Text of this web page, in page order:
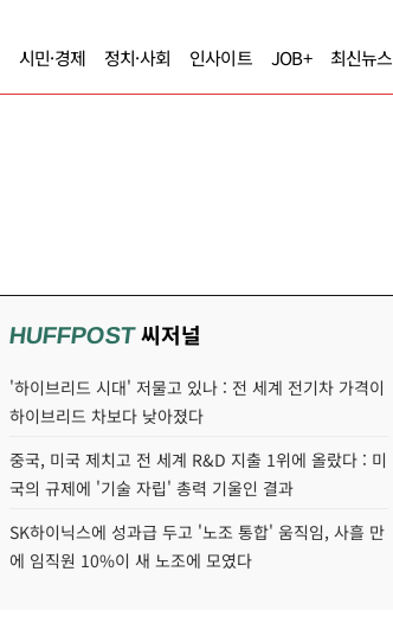
시민·경제 정치·사회 인사이트 JOB+ 최신뉴스
HUFFPOST씨저널
'하이브리드 시대' 저물고 있나 : 전 세계 전기차 가격이
하이브리드 차보다 낮아졌다
중국, 미국 제치고 전 세계 R&D 지출 1위에 올랐다 : 미
국의 규제에 '기술 자립' 총력 기울인 결과
SK하이닉스에 성과급 두고 '노조 통합' 움직임, 사흘 만
에 임직원 10%이 새 노조에 모였다